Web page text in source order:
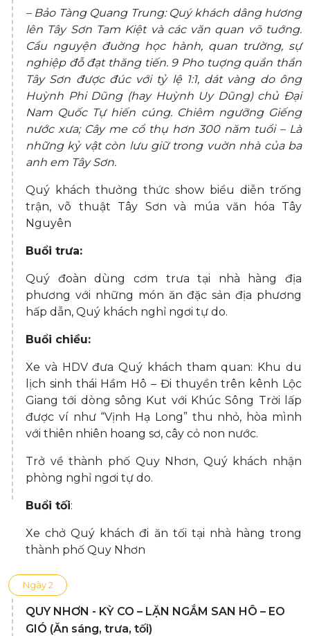
– Bảo Tàng Quang Trung: Quý khách dâng hương
lên Tây Sơn Tam Kiệt và các văn quan võ tuớng.
Cầu nguyện đuờng học hành, quan trường, sự
nghiệp đỗ đạt thăng tiến. 9 Pho tuợng quần thần
Tây Sơn được đúc với tỷ lệ 1:1, dát vàng do ông
Huỳnh Phi Dũng (hay Huỳnh Uy Dũng) chủ Đại
Nam Quốc Tự hiến cúng. Chiêm ngưỡng Giếng
nước xưa; Cây me cổ thụ hơn 300 năm tuổi – Là
những kỷ vật còn lưu giữ trong vuờn nhà của ba
anh em Tây Sơn.
Quý khách thưởng thức show biểu diễn trống
trận, võ thuật Tây Sơn và múa văn hóa Tây
Nguyên
Buổi trưa:
Quý đoàn dùng cơm trưa tại nhà hàng địa
phương với những món ăn đặc sản địa phương
hấp dẫn, Quý khách nghỉ ngơi tự do.
Buổi chiều:
Xe và HDV đưa Quý khách tham quan: Khu du
lịch sinh thái Hầm Hô – Đi thuyền trên kênh Lộc
Giang tới dòng sông Kut với Khúc Sông Trời lấp
được ví như “Vịnh Hạ Long” thu nhỏ, hòa mình
với thiên nhiên hoang sơ, cây cỏ non nước.
Trở về thành phố Quy Nhơn, Quý khách nhận
phòng nghỉ ngơi tự do.
Buổi tối:
Xe chở Quý khách đi ăn tối tại nhà hàng trong
thành phố Quy Nhơn
Ngày 2
QUY NHƠN - KỲ CO – LẶN NGẮM SAN HÔ – EO
GIÓ (Ăn sáng, trưa, tối)